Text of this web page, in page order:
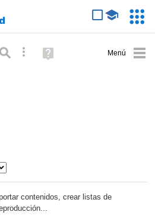
Búsqueda avanzada
Ayuda
(en
contenidos, crear listas de